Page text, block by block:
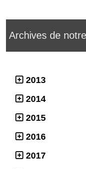
Archives de
2013
2014
2015
2016
2017